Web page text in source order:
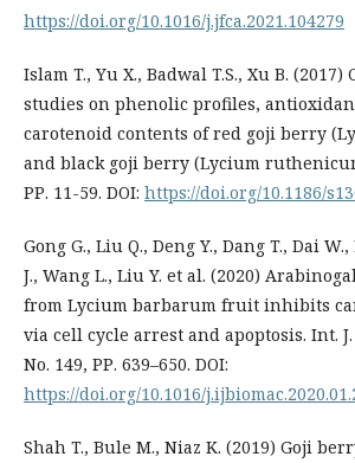
https://doi.org/10.1016/j.jfca.2021.104279
Islam T., Yu X., Badwal T.S., Xu B. (2017)
studies on phenolic profiles,
carotenoid contents of red goji berry
and black goji berry (Lycium
РР. 11-59. DOI: https://doi.org/10.1186/
Gong G., Liu Q., Deng Y., Dang T., Dai
J., Wang L., Liu Y. et al. (2020)
from Lycium barbarum fruit inhibits
via cell cycle arrest and apoptosis. Int.
No. 149, РР. 639–650. DOI:
https://doi.org/10.1016/
Shah T., Bule M., Niaz K. (2019) Goji